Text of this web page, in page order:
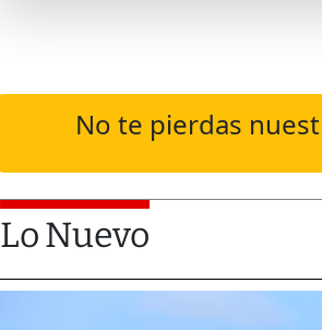
No te pierdas
Lo Nuevo